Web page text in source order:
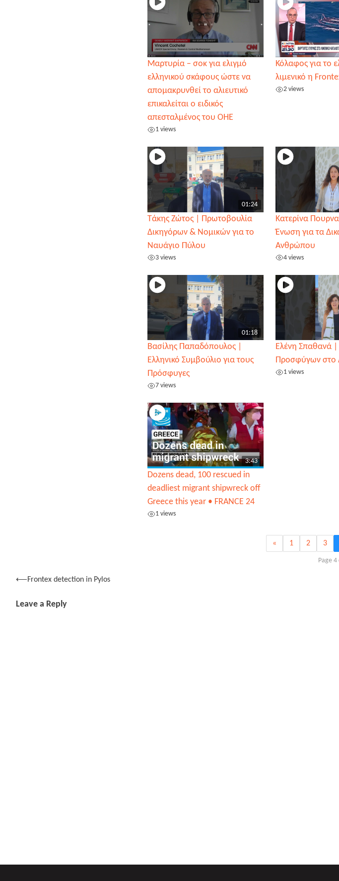
Μαρτυρία – σοκ για ελιγμό
ελληνικού σκάφους ώστε να
απομακρυνθεί το αλιευτικό
επικαλείται ο ειδικός
απεσταλμένος του ΟΗΕ
1 views
Κόλαφος για το
λιμενικό η
2 views
01:24
Τάκης Ζώτος | Πρωτοβουλία
Δικηγόρων & Νομικών για το
Ναυάγιο Πύλου
3 views
Κατερίνα
Ένωση για τα
Ανθρώπου
4 views
01:18
Βασίλης Παπαδόπουλος |
Ελληνικό Συμβούλιο για τους
Πρόσφυγες
7 views
Ελένη Σπαθανά |
Προσφύγων στο
1 views
3:43
Dozens dead, 100 rescued in
deadliest migrant shipwreck off
Greece this year • FRANCE 24
1 views
« 1 2 3
Page 4
Post
⟵Frontex detection in Pylos
Leave a Reply